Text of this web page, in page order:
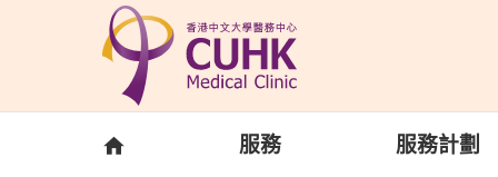
Skip to main content
主頁 服務 服務計劃